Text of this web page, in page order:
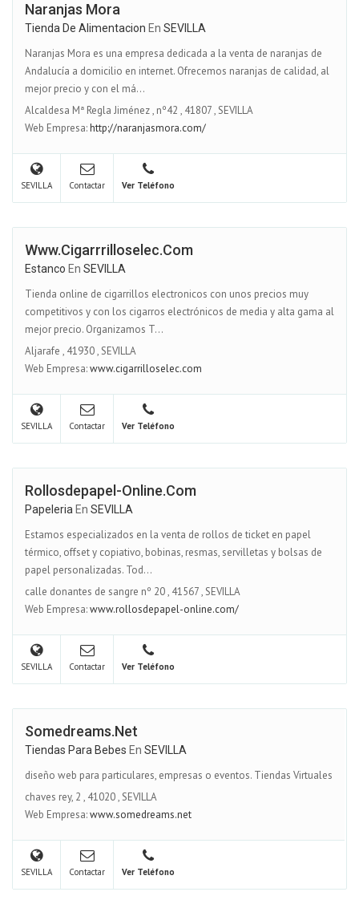
Naranjas Mora
Tienda De Alimentacion En SEVILLA
Naranjas Mora es una empresa dedicada a la venta de naranjas de
Andalucía a domicilio en internet. Ofrecemos naranjas de calidad, al
mejor precio y con el má...
Alcaldesa Mª Regla Jiménez , nº42 , 41807,SEVILLA
Web Empresa:http://naranjasmora.com/
SEVILLA Contactar Ver Teléfono
Www.cigarrrilloselec.com
Estanco En SEVILLA
Tienda online de cigarrillos electronicos con unos precios muy
competitivos y con los cigarros electrónicos de media y alta gama al
mejor precio. Organizamos T...
Aljarafe , 41930,SEVILLA
Web Empresa:www.cigarrilloselec.com
SEVILLA Contactar Ver Teléfono
Rollosdepapel-Online.com
Papeleria En SEVILLA
Estamos especializados en la venta de rollos de ticket en papel
térmico, offset y copiativo, bobinas, resmas, servilletas y bolsas de
papel personalizadas. Tod...
calle donantes de sangre nº 20, 41567,SEVILLA
Web Empresa:www.rollosdepapel-online.com/
SEVILLA Contactar Ver Teléfono
Somedreams.net
Tiendas Para Bebes En SEVILLA
diseño web para particulares, empresas o eventos. Tiendas Virtuales
chaves rey, 2 , 41020,SEVILLA
Web Empresa:www.somedreams.net
SEVILLA Contactar Ver Teléfono